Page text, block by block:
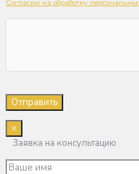
Согласии на обработку
×
Заявка на консультацию